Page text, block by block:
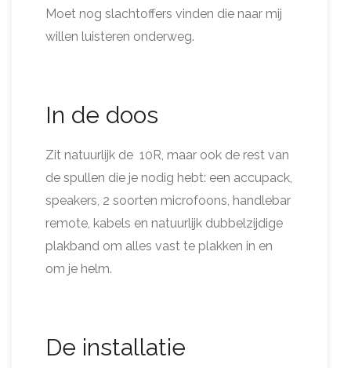
Moet nog slachtoffers vinden die naar mij
willen luisteren onderweg.
In de doos
Zit natuurlijk de 10R, maar ook de rest van
de spullen die je nodig hebt: een accupack,
speakers, 2 soorten microfoons, handlebar
remote, kabels en natuurlijk dubbelzijdige
plakband om alles vast te plakken in en
om je helm.
De installatie